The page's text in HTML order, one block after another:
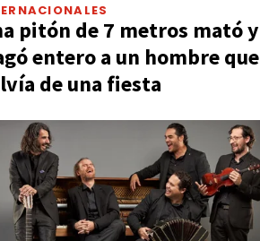
pitón de 7 metros mató y
entero a un hombre que
de una fiesta